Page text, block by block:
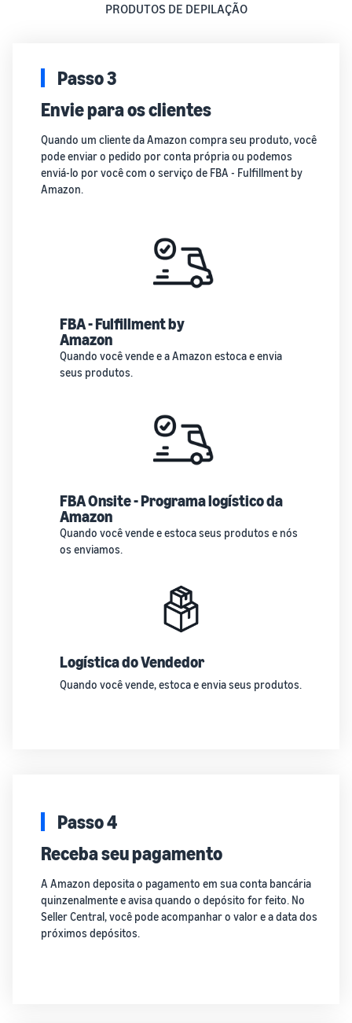
PRODUTOS DE DEPILAÇÃO
Passo 3
Envie para os clientes
Quando um cliente da Amazon compra seu produto, você
pode enviar o pedido por conta própria ou podemos
enviá-lo por você com o serviço de FBA - Fulfillment by
Amazon.
FBA - Fulfillment by
Amazon
Quando você vende e a Amazon estoca e envia
seus produtos.
FBA Onsite - Programa logístico da
Amazon
Quando você vende e estoca seus produtos e nós
os enviamos.
Logística do Vendedor
Quando você vende, estoca e envia seus produtos.
Passo 4
Receba seu pagamento
A Amazon deposita o pagamento em sua conta bancária
quinzenalmente e avisa quando o depósito for feito. No
Seller Central, você pode acompanhar o valor e a data dos
próximos depósitos.